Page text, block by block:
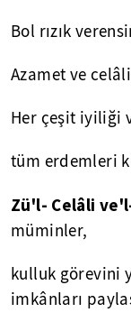
Bol rızık
Azamet ve
Her çeşit iyiliği
tüm erdemleri
Zü'l- Celâli
müminler,
kulluk görevini
imkânları